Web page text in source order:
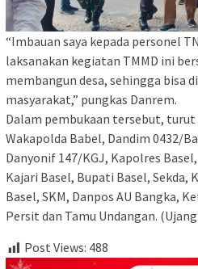
“Imbauan saya kepada personel
laksanakan kegiatan TMMD ini
membangun desa, sehingga bisa
masyarakat,” pungkas Danrem.
Dalam pembukaan tersebut, turut
Wakapolda Babel, Dandim 0432/
Danyonif 147/KGJ, Kapolres
Kajari Basel, Bupati Basel, Sekda,
Basel, SKM, Danpos AU Bangka,
Persit dan Tamu Undangan.
Post Views: 488